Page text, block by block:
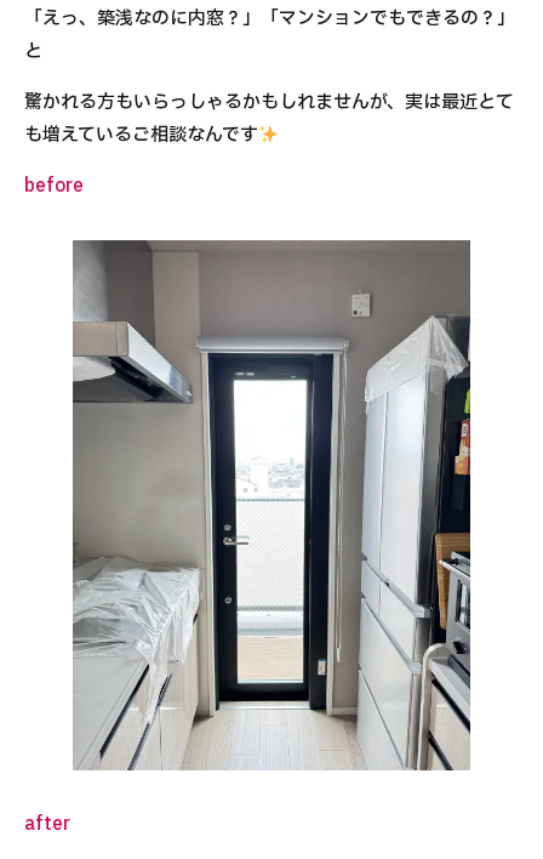
「えっ、築浅なのに内窓？」「マンションでもできるの？」
と
驚かれる方もいらっしゃるかもしれませんが、実は最近とて
も増えているご相談なんです
before
after